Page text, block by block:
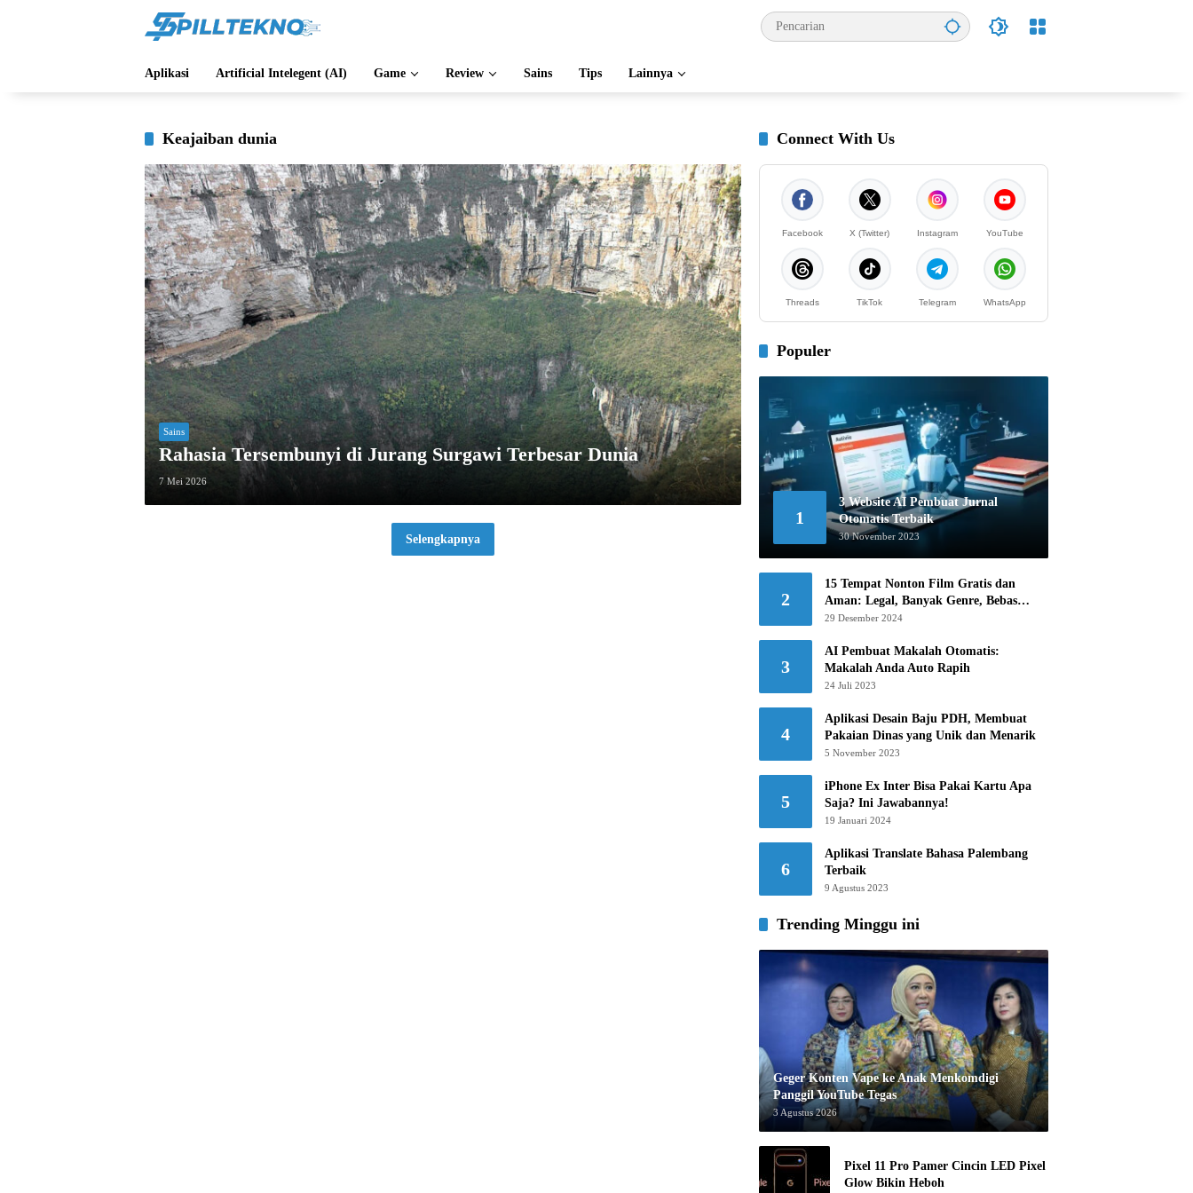
Aplikasi Artificial Intelegent (AI) Game Review Sains Tips Lainnya
Keajaiban dunia
Sains
Rahasia Tersembunyi di Jurang Surgawi Terbesar Dunia
7 Mei 2026
Selengkapnya
Connect With Us
Facebook X (Twitter) Instagram YouTube
Threads TikTok Telegram WhatsApp
Populer
1
3 Website AI Pembuat Jurnal
Otomatis Terbaik
30 November 2023
2
15 Tempat Nonton Film Gratis dan
Aman: Legal, Banyak Genre, Bebas
Khawatir!
29 Desember 2024
3
AI Pembuat Makalah Otomatis:
Makalah Anda Auto Rapih
24 Juli 2023
4
Aplikasi Desain Baju PDH, Membuat
Pakaian Dinas yang Unik dan Menarik
5 November 2023
5
iPhone Ex Inter Bisa Pakai Kartu Apa
Saja? Ini Jawabannya!
19 Januari 2024
6
Aplikasi Translate Bahasa Palembang
Terbaik
9 Agustus 2023
Trending Minggu ini
Geger Konten Vape ke Anak Menkomdigi
Panggil YouTube Tegas
3 Agustus 2026
Pixel 11 Pro Pamer Cincin LED Pixel
Glow Bikin Heboh